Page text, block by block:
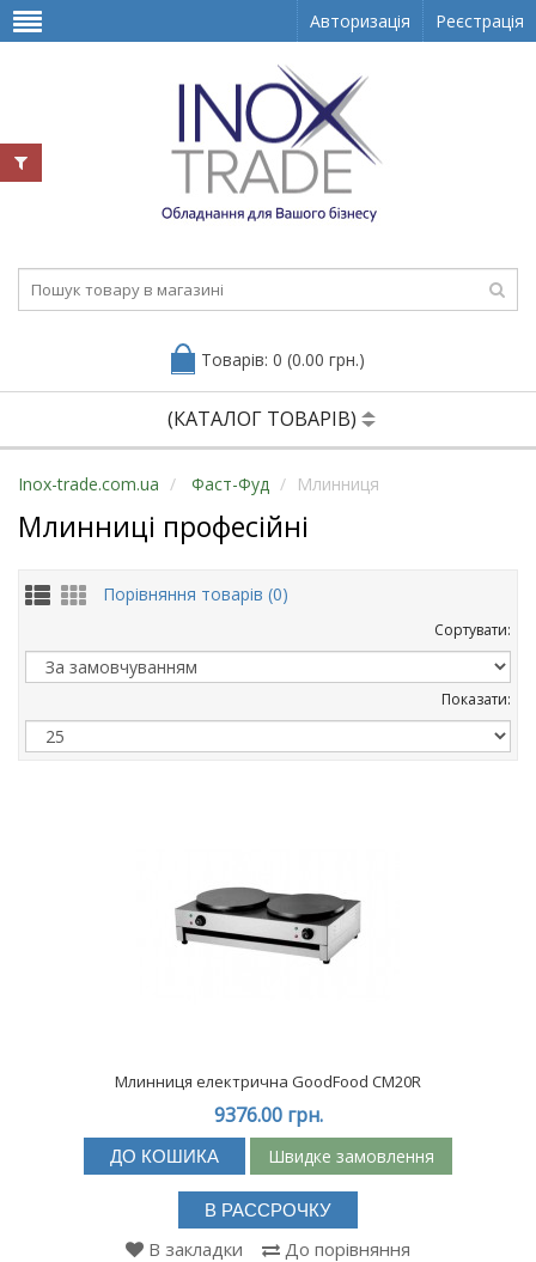
Авторизація Реєстрація
Товарів: 0 (0.00 грн.)
(КАТАЛОГ ТОВАРІВ)
Inox-trade.com.ua Фаст-Фуд Млинниця
Млинниці професійні
Порівняння товарів (0)
Сортувати:
Показати:
Млинниця електрична GoodFood CM20R
9376.00 грн.
ДО КОШИКА Швидке замовлення
В РАССРОЧКУ
В закладки До порівняння